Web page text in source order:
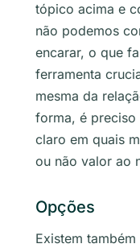
tópico acima e
não podemos
encarar, o que
ferramenta
mesma da
forma, é preciso
claro em quais
ou não valor ao
Opções
Existem